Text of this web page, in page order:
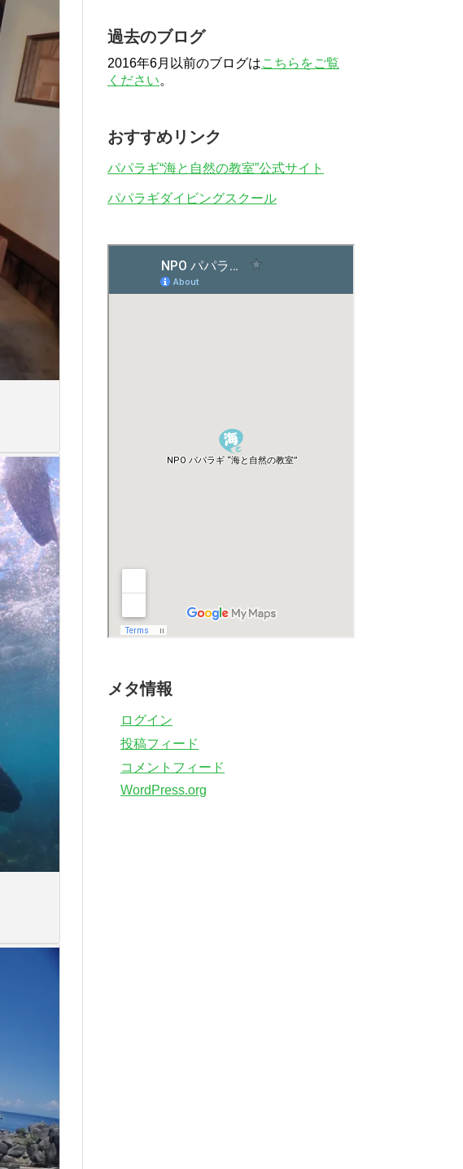
過去のブログ
2016年6月以前のブログはこちらをご覧
ください。
おすすめリンク
パパラギ“海と自然の教室”公式サイト
パパラギダイビングスクール
メタ情報
ログイン
投稿フィード
コメントフィード
WordPress.org